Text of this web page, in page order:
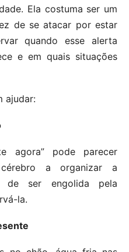
Ela costuma ser um
de se atacar por estar
quando esse alerta
e em quais situações
ajudar:
agora” pode parecer
a organizar a
de ser engolida pela
la.